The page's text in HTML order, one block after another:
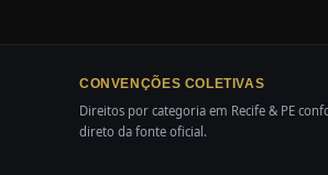
CONVENÇÕES COLETIVAS
Direitos por categoria em Recife & PE
direto da fonte oficial.